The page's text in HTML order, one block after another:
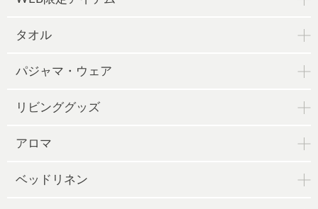
タオル
パジャマ・ウェア
リビンググッズ
アロマ
ベッドリネン